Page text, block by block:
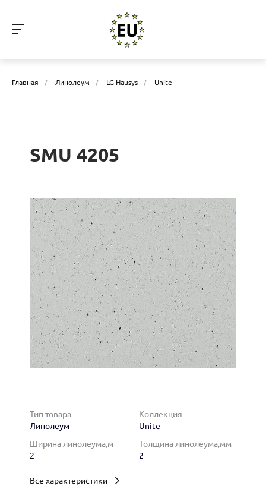
Главная / Линолеум / LG Hausys / Unite
SMU 4205
Тип товара
Линолеум
Коллекция
Unite
Ширина линолеума,м
2
Толщина линолеума,мм
2
Все характеристики